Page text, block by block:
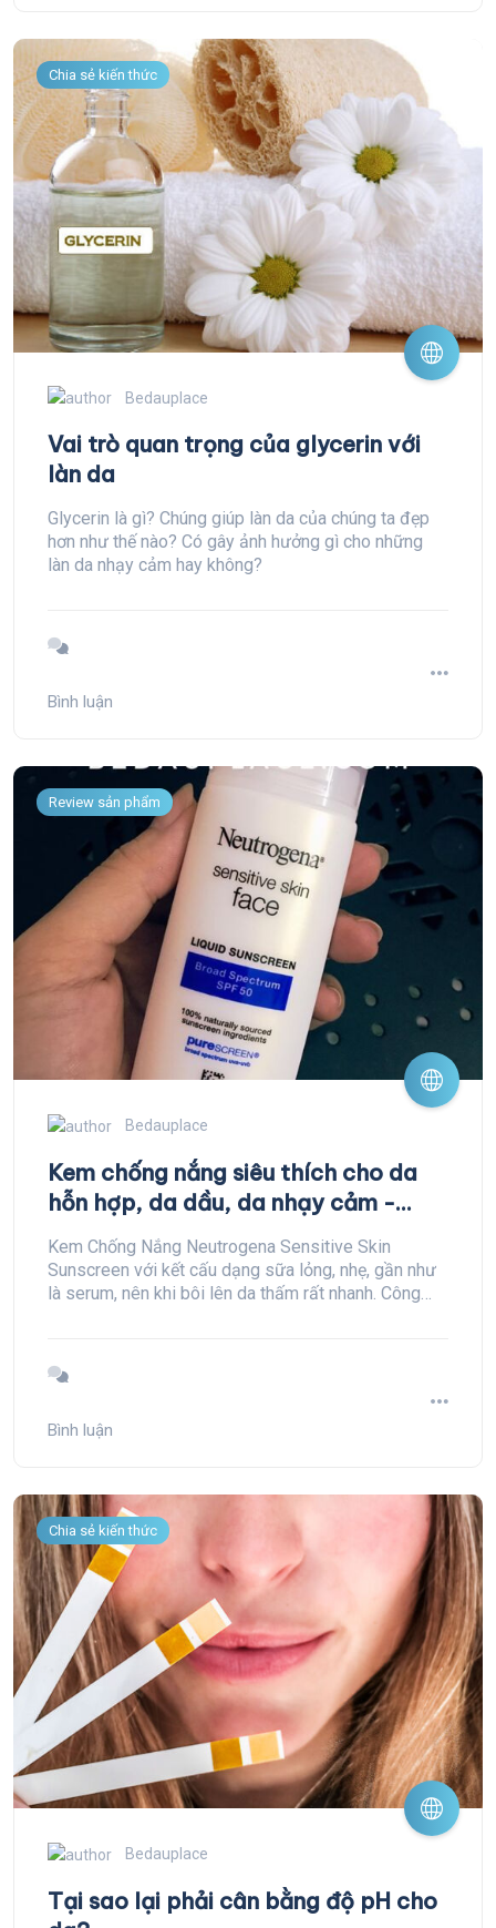
Chia sẻ kiến thức
Bedauplace
Vai trò quan trọng của glycerin với
làn da
Glycerin là gì? Chúng giúp làn da của chúng ta đẹp
hơn như thế nào? Có gây ảnh hưởng gì cho những
làn da nhạy cảm hay không?
Bình luận
Review sản phẩm
Bedauplace
Kem chống nắng siêu thích cho da
hỗn hợp, da dầu, da nhạy cảm -
Neutrogena Sensitive Skin Face
Liquid Sunscreen Spf 50
Kem Chống Nắng Neutrogena Sensitive Skin
Sunscreen với kết cấu dạng sữa lỏng, nhẹ, gần như
là serum, nên khi bôi lên da thấm rất nhanh. Công
Bình luận
Chia sẻ kiến thức
Bedauplace
Tại sao lại phải cân bằng độ pH cho